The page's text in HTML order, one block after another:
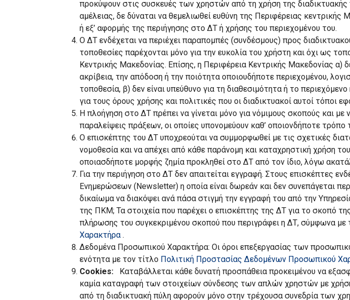
προκύψουν στις συσκευές των χρηστών από τη χρήση της
αμέλειας, δε δύναται να θεμελιωθεί ευθύνη της Περιφέρειας
ή εξ’ αφορμής της περιήγησης στο ΔΤ ή χρήσης του περιεχομένου του.
O ΔΤ ενδέχεται να περιέχει παραπομπές (συνδέσμους) προς
τοποθεσίες παρέχονται μόνο για την ευκολία του χρήστη και όχι ως
Κεντρικής Μακεδονίας. Επίσης, η Περιφέρεια Κεντρικής Μακεδονίας
ακρίβεια, την απόδοση ή την ποιότητα οποιουδήποτε περιεχομένου,
τοποθεσία, β) δεν είναι υπεύθυνο για τη διαθεσιμότητα ή το
για τους όρους χρήσης και πολιτικές που οι διαδικτυακοί αυτοί τόποι
Η πλοήγηση στο ΔΤ πρέπει να γίνεται μόνο για νόμιμους σκοπούς και
παραλείψεις πράξεων, οι οποίες υπονομεύουν καθ’ οποιονδήποτε τρόπο
Ο επισκέπτης του ΔΤ υποχρεούται να συμμορφωθεί με τις σχετικές
νομοθεσία και να απέχει από κάθε παράνομη και καταχρηστική χρήση
οποιασδήποτε μορφής ζημία προκληθεί στο ΔΤ από τον ίδιο, λόγω
Για την περιήγηση στο ΔΤ δεν απαιτείται εγγραφή. Στους επισκέπτες
Ενημερώσεων (Newsletter) η οποία είναι δωρεάν και δεν συνεπάγεται
δικαίωμα να διακόψει ανά πάσα στιγμή την εγγραφή του από την
της ΠΚΜ; Τα στοιχεία που παρέχει ο επισκέπτης της ΔΤ για το σκοπό
πλήρωσης του συγκεκριμένου σκοπού που περιγράφει η ΔΤ, σύμφωνα με
Χαρακτήρα.
Δεδομένα Προσωπικού Χαρακτήρα: Οι όροι επεξεργασίας των
ενότητα με τον τίτλο Πολιτική Προστασίας Δεδομένων Προσωπικού
Cookies: Καταβάλλεται κάθε δυνατή προσπάθεια προκειμένου να
καμία καταγραφή των στοιχείων σύνδεσης των απλών χρηστών με
από τη διαδικτυακή πύλη αφορούν μόνο στην τρέχουσα συνεδρία των